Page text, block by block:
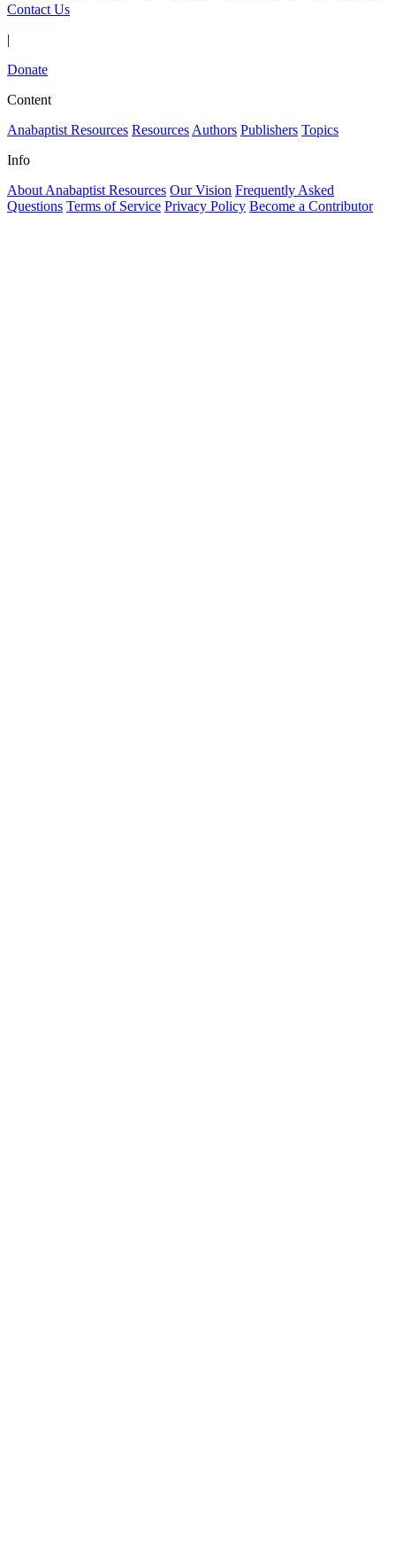
Contact Us
|
Donate
Content
Anabaptist Resources Resources Authors Publishers Topics
Info
About Anabaptist Resources Our Vision Frequently Asked
Questions Terms of Service Privacy Policy Become a Contributor